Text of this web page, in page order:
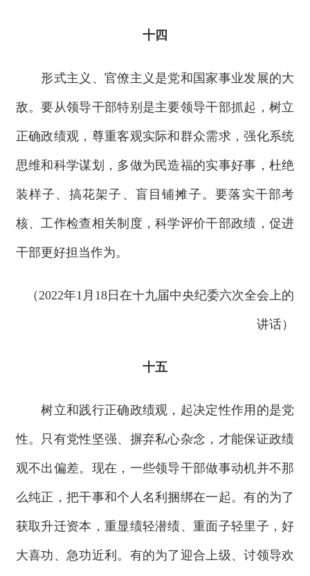
十四
形式主义、官僚主义是党和国家事业发展的大
敌。要从领导干部特别是主要领导干部抓起，树立
正确政绩观，尊重客观实际和群众需求，强化系统
思维和科学谋划，多做为民造福的实事好事，杜绝
装样子、搞花架子、盲目铺摊子。要落实干部考
核、工作检查相关制度，科学评价干部政绩，促进
干部更好担当作为。
（2022年1月18日在十九届中央纪委六次全会上的
讲话）
十五
树立和践行正确政绩观，起决定性作用的是党
性。只有党性坚强、摒弃私心杂念，才能保证政绩
观不出偏差。现在，一些领导干部做事动机并不那
么纯正，把干事和个人名利捆绑在一起。有的为了
获取升迁资本，重显绩轻潜绩、重面子轻里子，好
大喜功、急功近利。有的为了迎合上级、讨领导欢